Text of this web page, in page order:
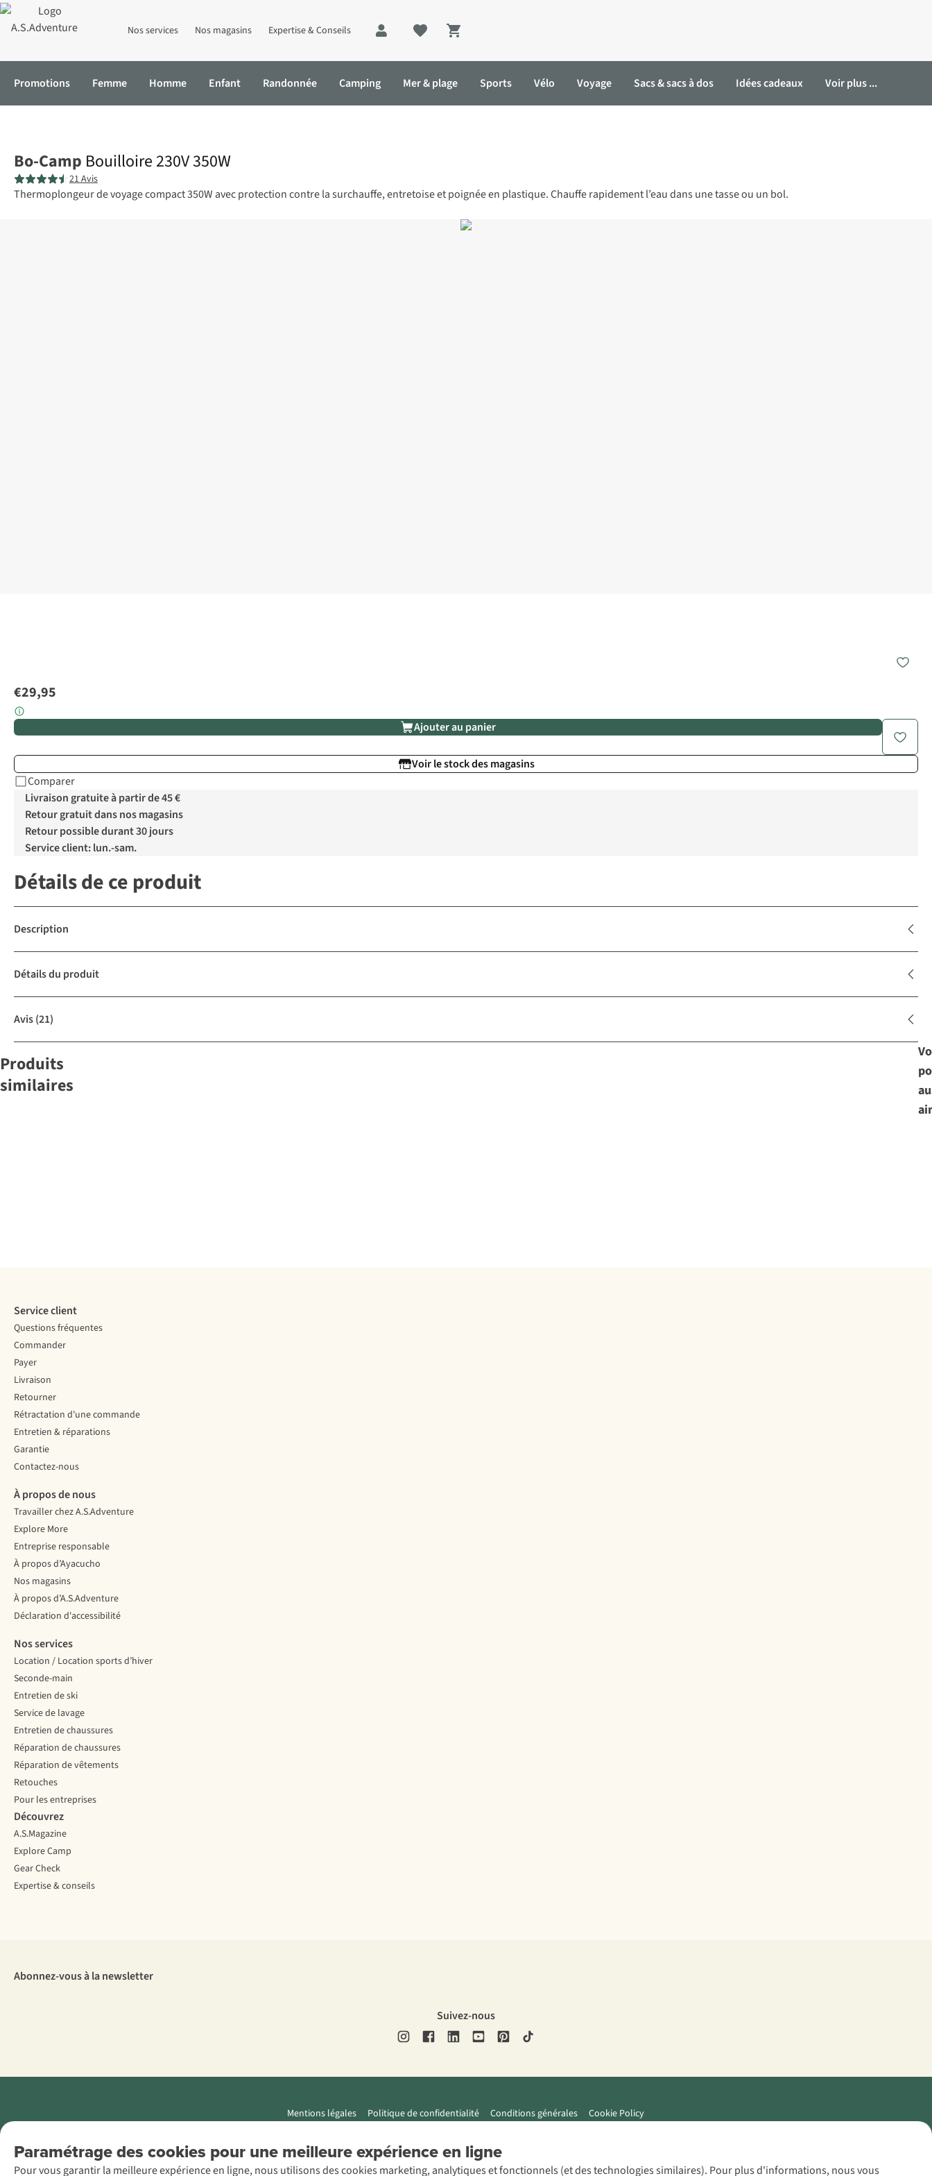
Nos services Nos magasins Expertise & Conseils
Shopping cart
Promotions Femme Homme Enfant Randonnée Camping Mer & plage Sports Vélo Voyage Sacs & sacs à dos Idées cadeaux Voir plus ...
Bo-Camp Bouilloire 230V 350W
21 Avis
Thermoplongeur de voyage compact 350W avec protection contre la surchauffe, entretoise et poignée en plastique. Chauffe rapidement l’eau dans une tasse ou un bol.
€29,95
Ajouter au panier
Voir le stock des magasins
Comparer
Livraison gratuite à partir de 45 €
Retour gratuit dans nos magasins
Retour possible durant 30 jours
Service client: lun.-sam.
Détails de ce produit
Description
Détails du produit
Avis(21)
Produits
similaires
Paramétrage des cookies pour une meilleure expérience en ligne
Pour vous garantir la meilleure expérience en ligne, nous utilisons des cookies marketing, analytiques et fonctionnels (et des technologies similaires). Pour plus d'informations, nous vous
Service client
Questions fréquentes
Commander
Payer
Livraison
Retourner
Rétractation d'une commande
Entretien & réparations
Garantie
Contactez-nous
À propos de nous
Travailler chez A.S.Adventure
Explore More
Entreprise responsable
À propos d’Ayacucho
Nos magasins
À propos d’A.S.Adventure
Déclaration d'accessibilité
Nos services
Location / Location sports d’hiver
Seconde-main
Entretien de ski
Service de lavage
Entretien de chaussures
Réparation de chaussures
Réparation de vêtements
Retouches
Pour les entreprises
Découvrez
A.S.Magazine
Explore Camp
Gear Check
Expertise & conseils
Abonnez-vous à la newsletter
Suivez-nous
Mentions légales Politique de confidentialité Conditions générales Cookie Policy
AS Adventure
Luxemburg SA,